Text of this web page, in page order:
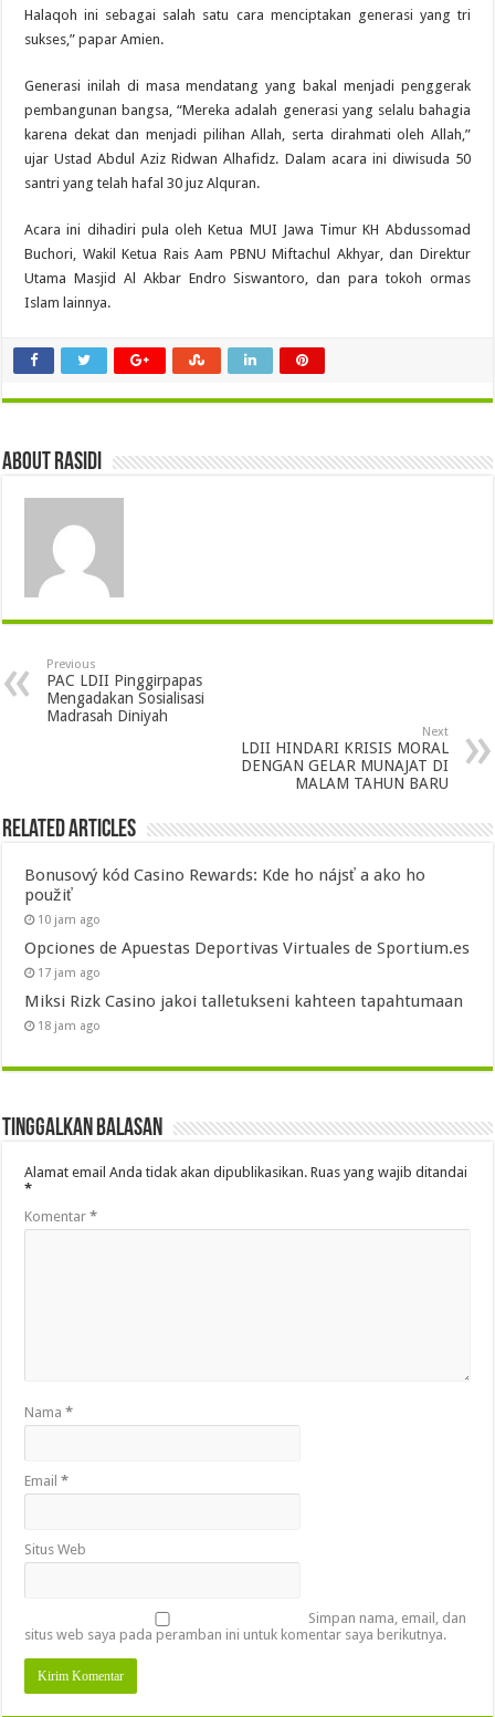
Halaqoh ini sebagai salah satu cara menciptakan generasi yang tri
sukses,” papar Amien.
Generasi inilah di masa mendatang yang bakal menjadi penggerak
pembangunan bangsa, “Mereka adalah generasi yang selalu bahagia
karena dekat dan menjadi pilihan Allah, serta dirahmati oleh Allah,”
ujar Ustad Abdul Aziz Ridwan Alhafidz. Dalam acara ini diwisuda 50
santri yang telah hafal 30 juz Alquran.
Acara ini dihadiri pula oleh Ketua MUI Jawa Timur KH Abdussomad
Buchori, Wakil Ketua Rais Aam PBNU Miftachul Akhyar, dan Direktur
Utama Masjid Al Akbar Endro Siswantoro, dan para tokoh ormas
Islam lainnya.
About Rasidi
Previous
PAC LDII Pinggirpapas
Mengadakan Sosialisasi
Madrasah Diniyah
Next
LDII HINDARI KRISIS MORAL
DENGAN GELAR MUNAJAT DI
MALAM TAHUN BARU
Related Articles
Bonusový kód Casino Rewards: Kde ho nájsť a ako ho
použiť
10 jam ago
Opciones de Apuestas Deportivas Virtuales de Sportium.es
17 jam ago
Miksi Rizk Casino jakoi talletukseni kahteen tapahtumaan
18 jam ago
Tinggalkan Balasan
Alamat email Anda tidak akan dipublikasikan. Ruas yang wajib ditandai
*
Komentar*
Nama*
Email*
Situs Web
Simpan nama, email, dan
situs web saya pada peramban ini untuk komentar saya berikutnya.